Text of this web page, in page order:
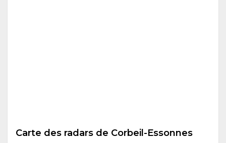
Carte des radars de Corbeil-Essonnes